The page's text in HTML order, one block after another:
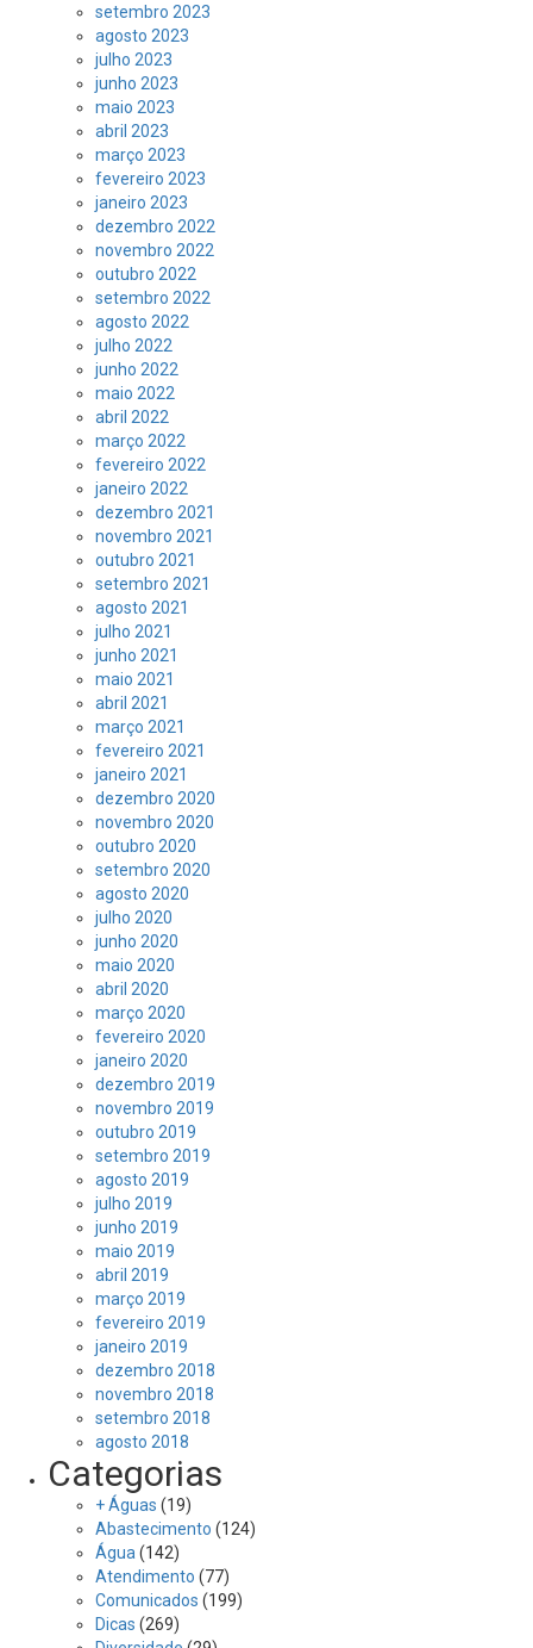
setembro 2023
agosto 2023
julho 2023
junho 2023
maio 2023
abril 2023
março 2023
fevereiro 2023
janeiro 2023
dezembro 2022
novembro 2022
outubro 2022
setembro 2022
agosto 2022
julho 2022
junho 2022
maio 2022
abril 2022
março 2022
fevereiro 2022
janeiro 2022
dezembro 2021
novembro 2021
outubro 2021
setembro 2021
agosto 2021
julho 2021
junho 2021
maio 2021
abril 2021
março 2021
fevereiro 2021
janeiro 2021
dezembro 2020
novembro 2020
outubro 2020
setembro 2020
agosto 2020
julho 2020
junho 2020
maio 2020
abril 2020
março 2020
fevereiro 2020
janeiro 2020
dezembro 2019
novembro 2019
outubro 2019
setembro 2019
agosto 2019
julho 2019
junho 2019
maio 2019
abril 2019
março 2019
fevereiro 2019
janeiro 2019
dezembro 2018
novembro 2018
setembro 2018
agosto 2018
Categorias
+ Águas (19)
Abastecimento (124)
Água (142)
Atendimento (77)
Comunicados (199)
Dicas (269)